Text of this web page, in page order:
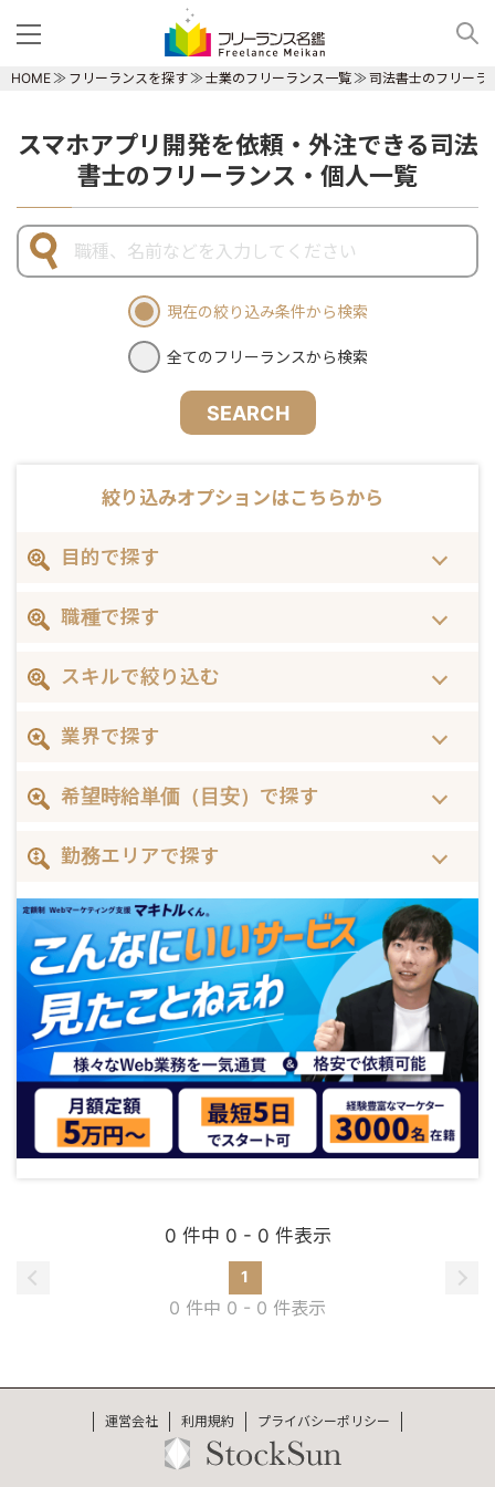
HOME フリーランスを探す 士業のフリーランス一覧 司法書士のフリーラ
スマホアプリ開発を依頼・外注できる司法
書士のフリーランス・個人一覧
現在の絞り込み条件から検索
全てのフリーランスから検索
SEARCH
絞り込みオプションはこちらから
目的で探す
職種で探す
スキルで絞り込む
業界で探す
希望時給単価（目安）で探す
勤務エリアで探す
0 件中 0 - 0 件表示
1
0 件中 0 - 0 件表示
運営会社 利用規約 プライバシーポリシー